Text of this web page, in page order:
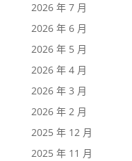
2026 年 7 月
2026 年 6 月
2026 年 5 月
2026 年 4 月
2026 年 3 月
2026 年 2 月
2025 年 12 月
2025 年 11 月